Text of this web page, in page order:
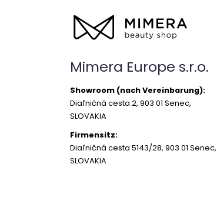
Mimera Europe s.r.o.
Showroom (nach Vereinbarung):
Diaľničná cesta 2, 903 01 Senec,
SLOVAKIA
Firmensitz:
Diaľničná cesta 5143/28, 903 01 Senec,
SLOVAKIA